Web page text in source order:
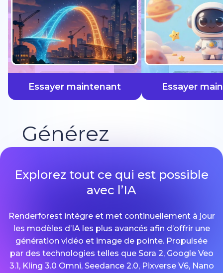
Essayer maintenant Essayer
Générez
plus vite
Explorez tout ce qui est possible
avec l’IA
Renderforest intègre et met continuellement à jour
les modèles d’IA les plus avancés afin d’offrir une
génération vidéo et image de pointe. Propulsée
par des technologies telles que Sora 2, Google Veo
3.1, Kling 3.0 Omni, Seedance 2.0, Pixverse V6, Nano